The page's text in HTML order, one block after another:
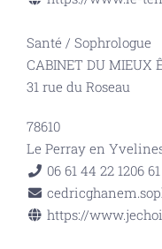
Santé / Sophrologue
CABINET DU MIEUX
31 rue du Roseau
78610
Le Perray en
06 61 44 22 1206
https://